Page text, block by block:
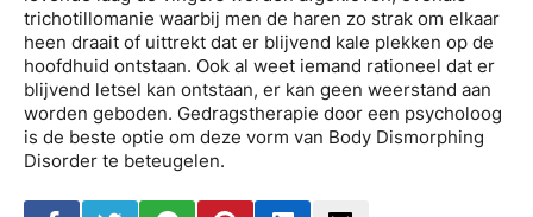
trichotillomanie waarbij men de haren zo strak om elkaar
heen draait of uittrekt dat er blijvend kale plekken op de
hoofdhuid ontstaan. Ook al weet iemand rationeel dat er
blijvend letsel kan ontstaan, er kan geen weerstand aan
worden geboden. Gedragstherapie door een psycholoog
is de beste optie om deze vorm van Body Dismorphing
Disorder te beteugelen.